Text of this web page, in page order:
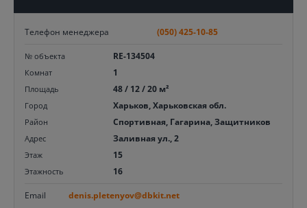
Телефон менеджера (050) 425-10-85
№ объекта RE-134504
Комнат 1
Площадь 48 / 12 / 20 м²
Город Харьков, Харьковская обл.
Район Спортивная, Гагарина, Защитников
Адрес Заливная ул., 2
Этаж 15
Этажность 16
Email denis.pletenyov@dbkit.net